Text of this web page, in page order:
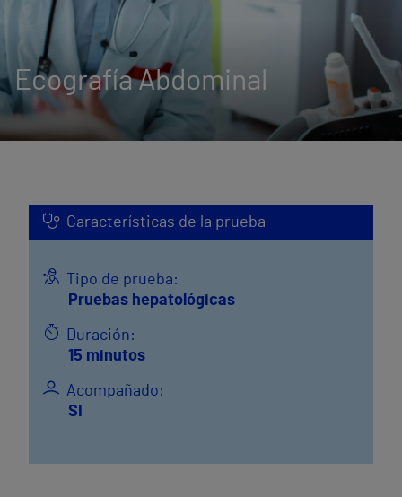
Ecografía Abdominal
Características de la prueba
Tipo de prueba:
Pruebas hepatológicas
Duración:
15 minutos
Acompañado:
SI